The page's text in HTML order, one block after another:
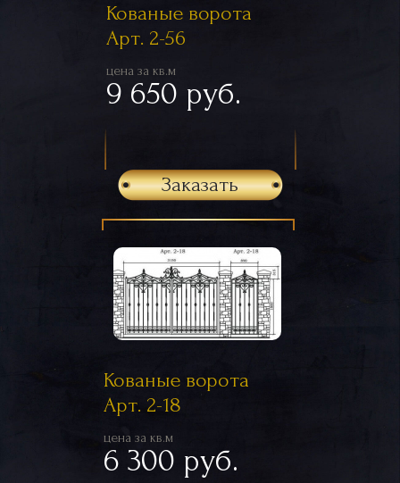
Кованые ворота
Арт. 2-56
цена за кв.м
9 650 руб.
Заказать
Кованые ворота
Арт. 2-18
цена за кв.м
6 300 руб.